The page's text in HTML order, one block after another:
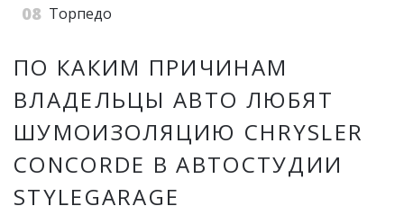
Торпедо
ПО КАКИМ ПРИЧИНАМ
ВЛАДЕЛЬЦЫ АВТО ЛЮБЯТ
ШУМОИЗОЛЯЦИЮ CHRYSLER
CONCORDE В АВТОСТУДИИ
STYLEGARAGE